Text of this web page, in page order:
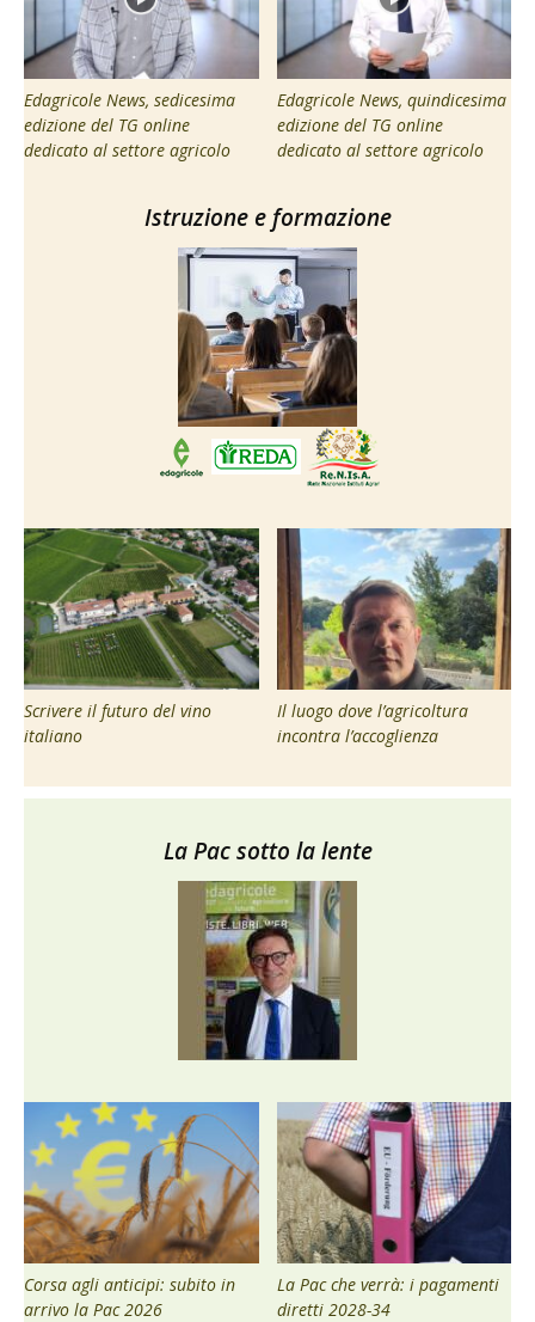
Edagricole News, sedicesima
edizione del TG online
dedicato al settore agricolo
Edagricole News, quindicesima
edizione del TG online
dedicato al settore agricolo
Istruzione e formazione
Scrivere il futuro del vino
italiano
Il luogo dove l’agricoltura
incontra l’accoglienza
La Pac sotto la lente
Corsa agli anticipi: subito in
arrivo la Pac 2026
La Pac che verrà: i pagamenti
diretti 2028-34